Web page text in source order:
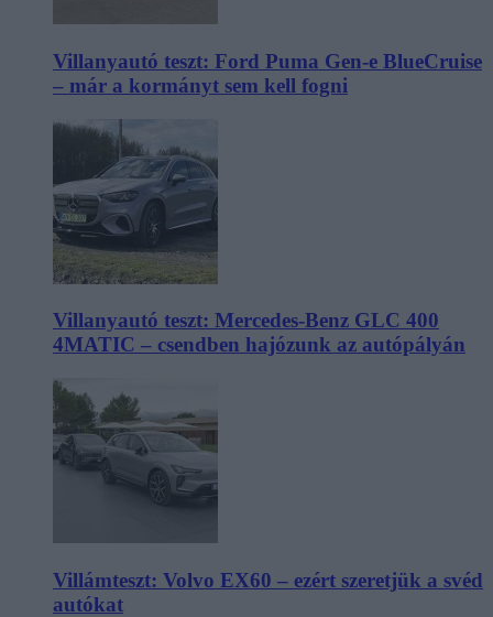
Villanyautó teszt: Ford Puma Gen-e BlueCruise
– már a kormányt sem kell fogni
Villanyautó teszt: Mercedes-Benz GLC 400
4MATIC – csendben hajózunk az autópályán
Villámteszt: Volvo EX60 – ezért szeretjük a svéd
autókat